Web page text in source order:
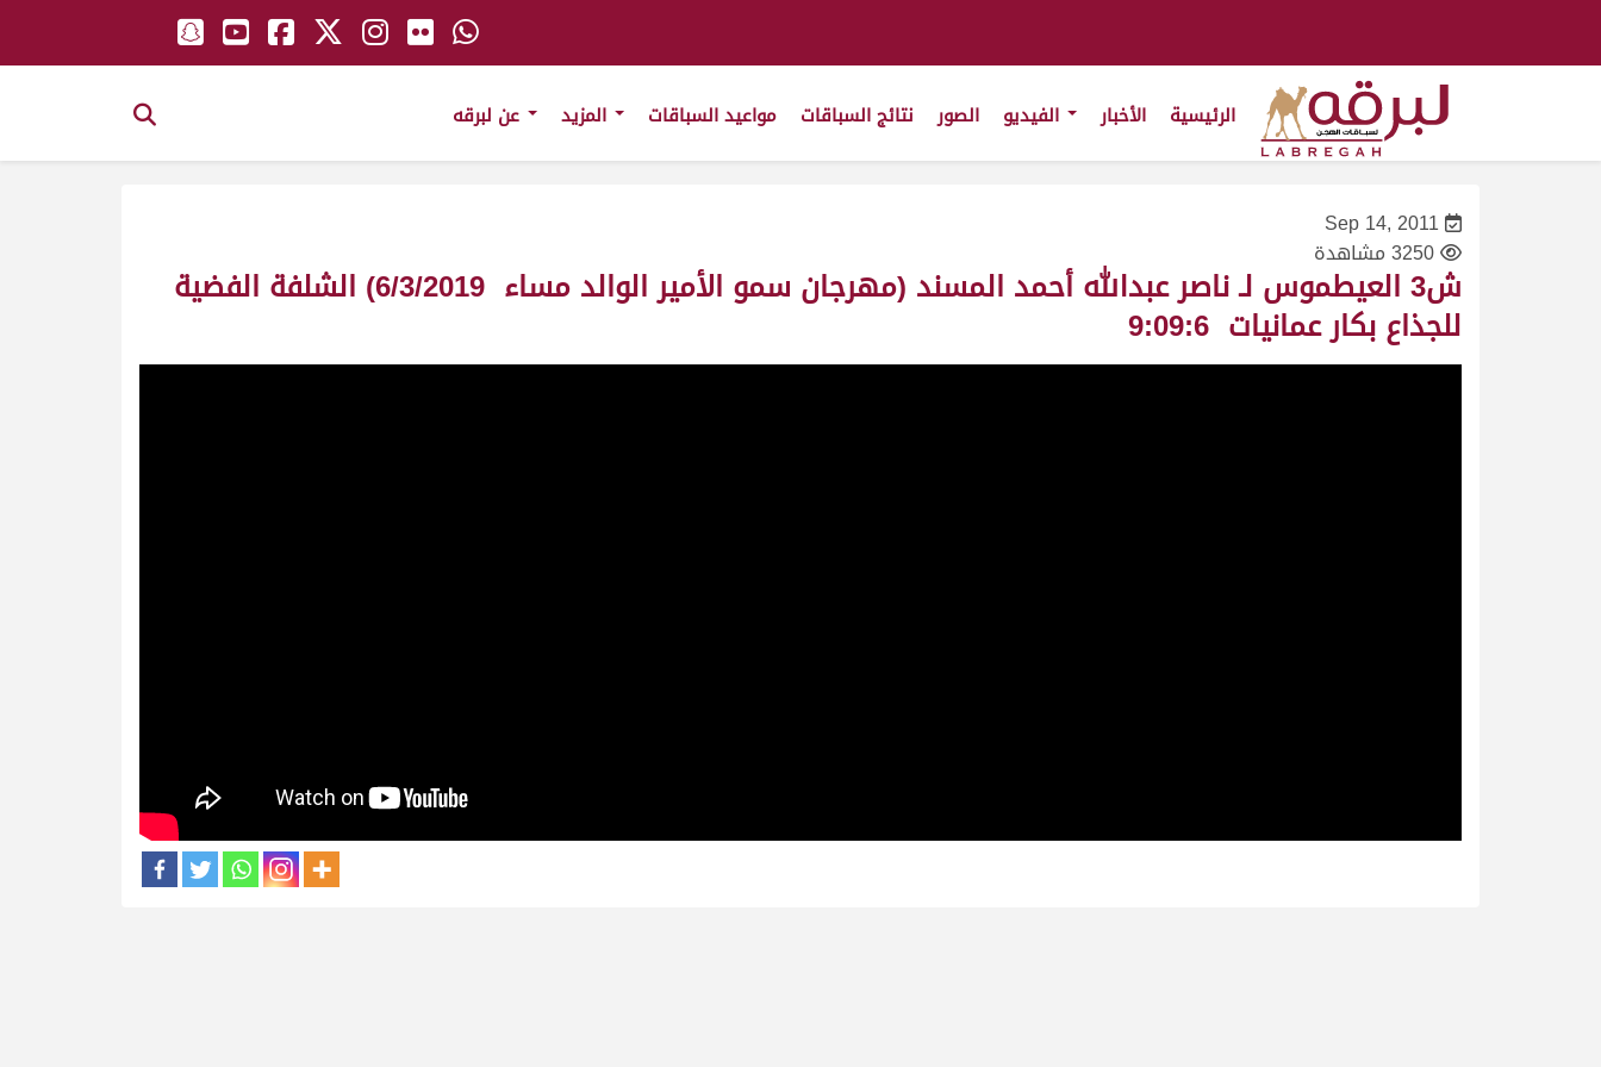
الرئيسية الأخبار الصور نتائج السباقات مواعيد السباقات
Sep 14, 2011
3250 مشاهدة
ش3 العيطموس لـ ناصر عبدالله أحمد المسند (مهرجان سمو الأمير الوالد مساء 6/3/2019) الشلفة الفضية
للجذاع بكار عمانيات 9:09:6